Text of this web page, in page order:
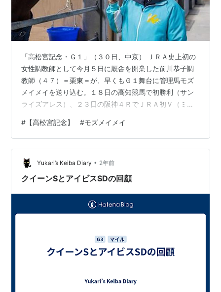
「高松宮記念・Ｇ１」（３０日、中京） ＪＲＡ史上初の
女性調教師として今月５日に厩舎を開業した前川恭子調
教師（４７）＝栗東＝が、早くもＧ１舞台に管理馬モズ
メイメイを送り込む。１８日の高知競馬で初勝利（サン
ライズアレス）、２３日の阪神４ＲでＪＲＡ初Ｖ（ミト
ード制導入以降で史上最速となる開業日から「２６日」
でのＪＲＡ・Ｇ１初制覇に挑む。 ５日に厩舎を開業した
ばかりの前川師が、早くもＪＲＡ・Ｇ１に管理馬を送り
出す。阪急杯９着からの変わり身を目指すモズメイメ
イ。４日に定年解散した音無厩舎からの転厩馬だ。 かつ
# 【高松宮記念】 #モズメイメイ
Yukari’s Keiba Diary • 2年前
クイーンSとアイビスSDの回顧